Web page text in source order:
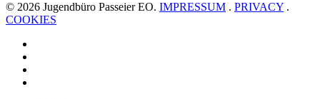
© 2026 Jugendbüro Passeier EO. IMPRESSUM . PRIVACY .
COOKIES